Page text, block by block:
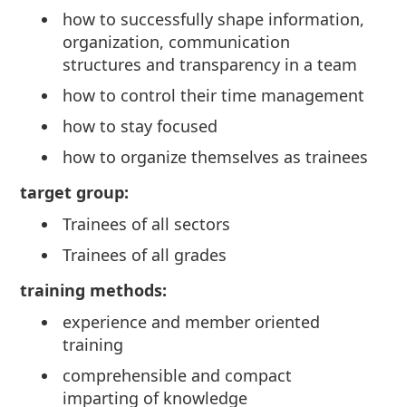
how to successfully shape information,
organization, communication
structures and transparency in a team
how to control their time management
how to stay focused
how to organize themselves as trainees
target group:
Trainees of all sectors
Trainees of all grades
training methods:
experience and member oriented
training
comprehensible and compact
imparting of knowledge